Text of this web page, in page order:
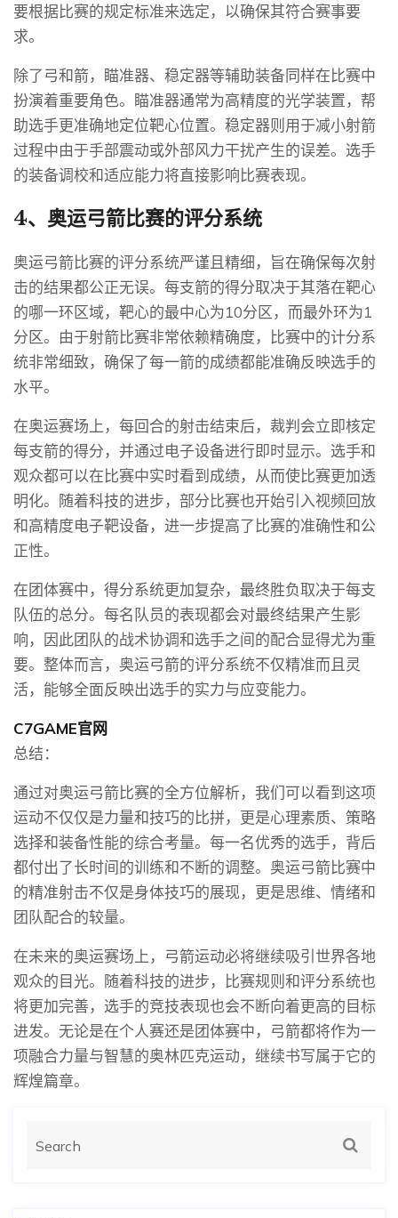
要根据比赛的规定标准来选定，以确保其符合赛事要
求。
除了弓和箭，瞄准器、稳定器等辅助装备同样在比赛中
扮演着重要角色。瞄准器通常为高精度的光学装置，帮
助选手更准确地定位靶心位置。稳定器则用于减小射箭
过程中由于手部震动或外部风力干扰产生的误差。选手
的装备调校和适应能力将直接影响比赛表现。
4、奥运弓箭比赛的评分系统
奥运弓箭比赛的评分系统严谨且精细，旨在确保每次射
击的结果都公正无误。每支箭的得分取决于其落在靶心
的哪一环区域，靶心的最中心为10分区，而最外环为1
分区。由于射箭比赛非常依赖精确度，比赛中的计分系
统非常细致，确保了每一箭的成绩都能准确反映选手的
水平。
在奥运赛场上，每回合的射击结束后，裁判会立即核定
每支箭的得分，并通过电子设备进行即时显示。选手和
观众都可以在比赛中实时看到成绩，从而使比赛更加透
明化。随着科技的进步，部分比赛也开始引入视频回放
和高精度电子靶设备，进一步提高了比赛的准确性和公
正性。
在团体赛中，得分系统更加复杂，最终胜负取决于每支
队伍的总分。每名队员的表现都会对最终结果产生影
响，因此团队的战术协调和选手之间的配合显得尤为重
要。整体而言，奥运弓箭的评分系统不仅精准而且灵
活，能够全面反映出选手的实力与应变能力。
C7GAME官网
总结：
通过对奥运弓箭比赛的全方位解析，我们可以看到这项
运动不仅仅是力量和技巧的比拼，更是心理素质、策略
选择和装备性能的综合考量。每一名优秀的选手，背后
都付出了长时间的训练和不断的调整。奥运弓箭比赛中
的精准射击不仅是身体技巧的展现，更是思维、情绪和
团队配合的较量。
在未来的奥运赛场上，弓箭运动必将继续吸引世界各地
观众的目光。随着科技的进步，比赛规则和评分系统也
将更加完善，选手的竞技表现也会不断向着更高的目标
进发。无论是在个人赛还是团体赛中，弓箭都将作为一
项融合力量与智慧的奥林匹克运动，继续书写属于它的
辉煌篇章。